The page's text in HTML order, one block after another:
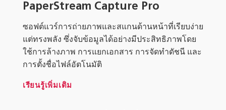
PaperStream Capture Pro
ซอฟต์แวร์การถ่ายภาพและสแกนด้านหน้าที่เรียบง่าย
แต่ทรงพลัง ซึ่งจับข้อมูลได้อย่างมีประสิทธิภาพโดย
ใช้การล้างภาพ การแยกเอกสาร การจัดทำดัชนี และ
การตั้งชื่อไฟล์อัตโนมัติ
เรียนรู้เพิ่มเติม